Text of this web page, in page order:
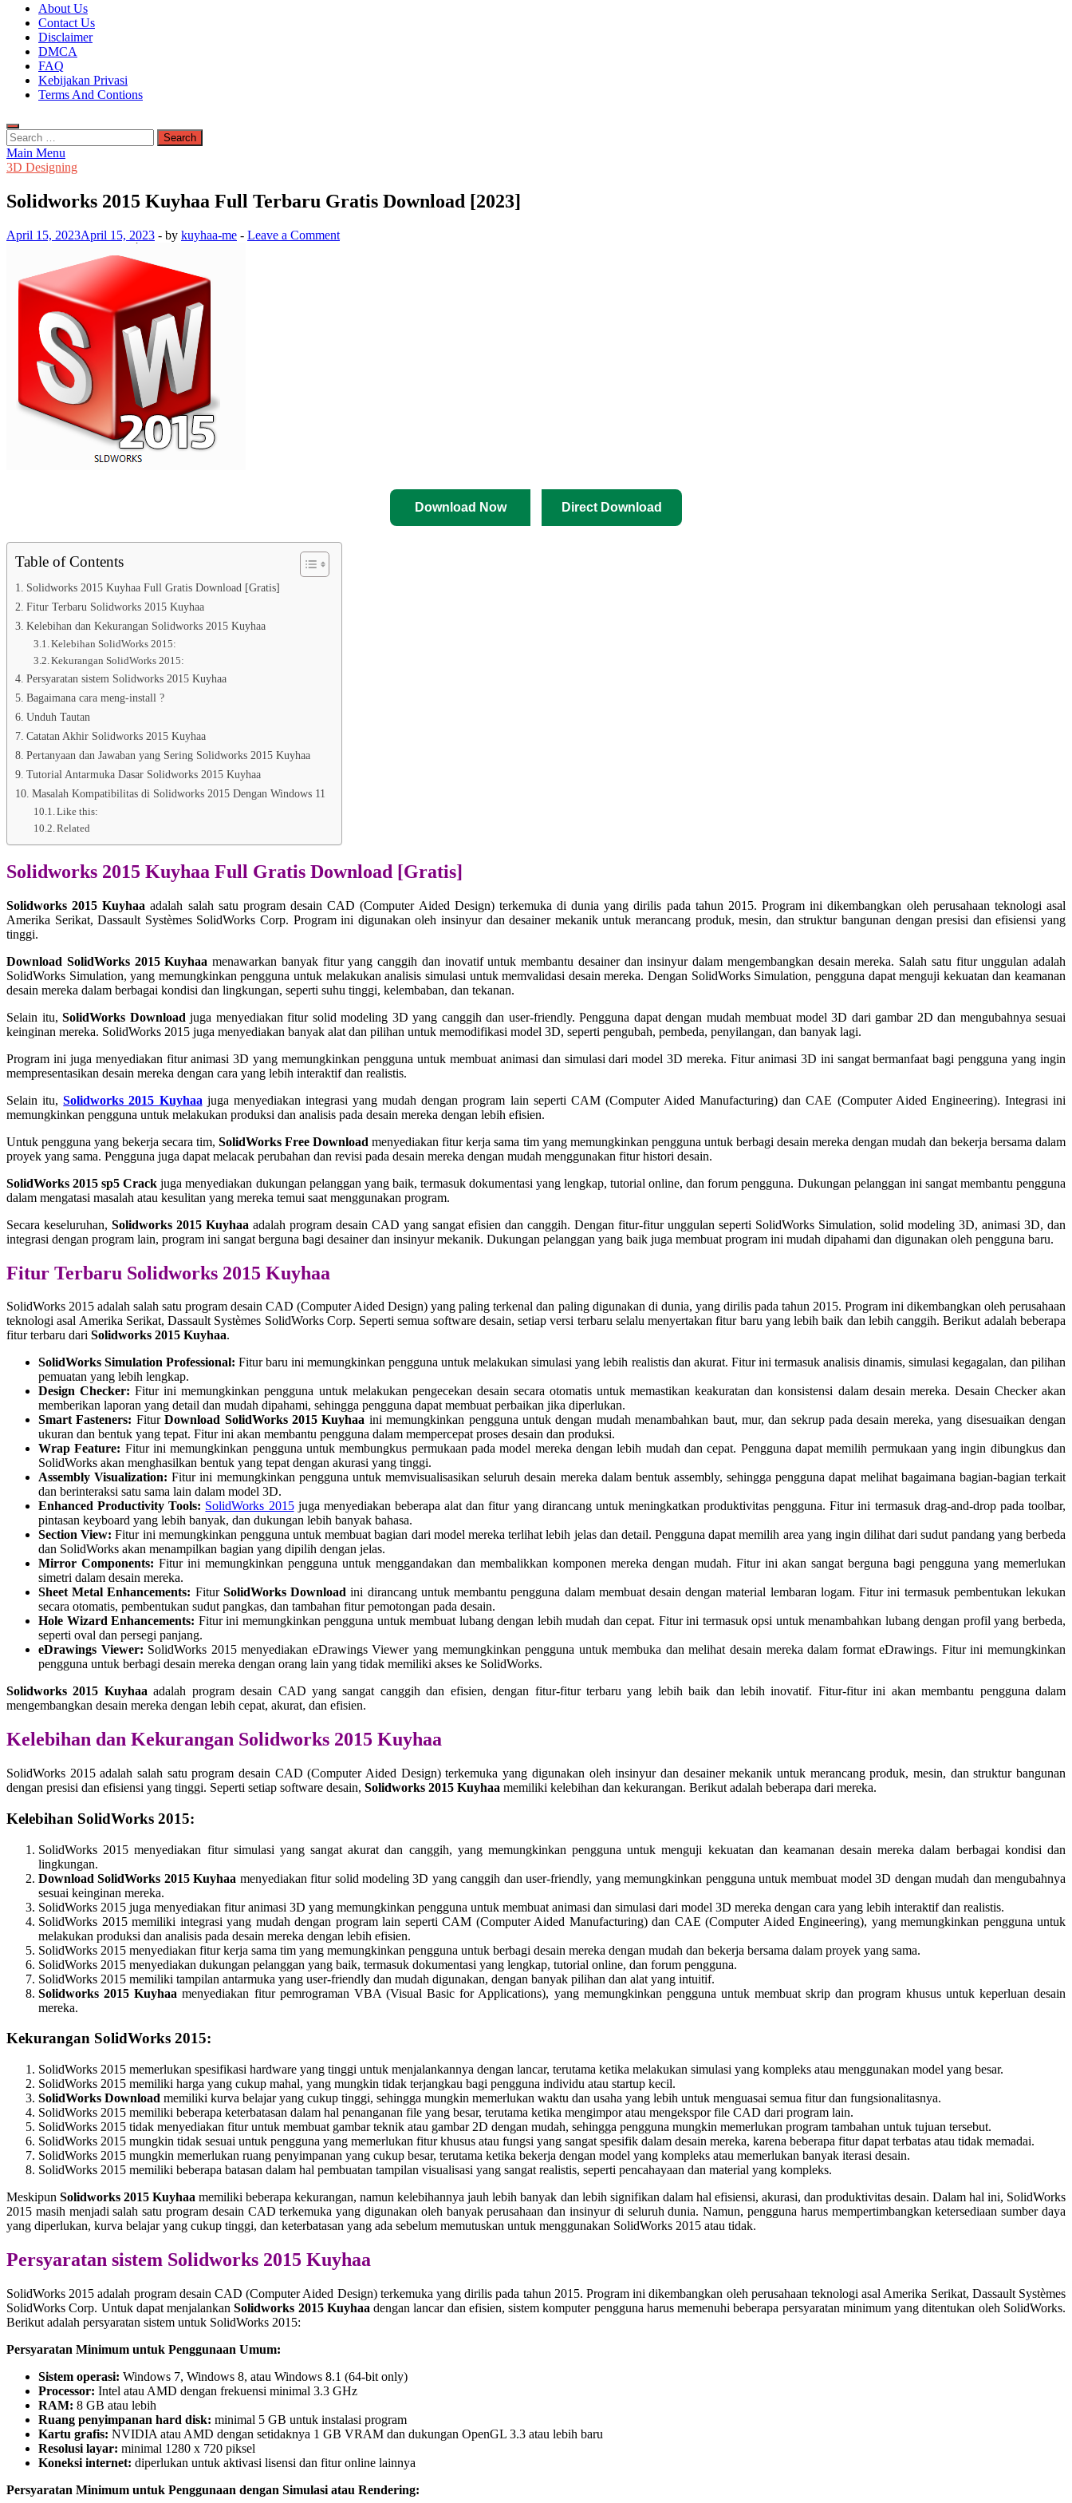
Kuyhaa Me
Download Game Repack & Software Full Gratis
About Us
Contact Us
Disclaimer
DMCA
FAQ
Kebijakan Privasi
Terms And Contions
Search
for:
Main Menu
3D Designing
Solidworks 2015 Kuyhaa Full Terbaru Gratis Download [2023]
April 15, 2023April 15, 2023 - by kuyhaa-me - Leave a Comment
Download Now Direct Download
Table of Contents
Solidworks 2015 Kuyhaa Full Gratis Download [Gratis]
Fitur Terbaru Solidworks 2015 Kuyhaa
Kelebihan dan Kekurangan Solidworks 2015 Kuyhaa
Kelebihan SolidWorks 2015:
Kekurangan SolidWorks 2015:
Persyaratan sistem Solidworks 2015 Kuyhaa
Bagaimana cara meng-install ?
Unduh Tautan
Catatan Akhir Solidworks 2015 Kuyhaa
Pertanyaan dan Jawaban yang Sering Solidworks 2015 Kuyhaa
Tutorial Antarmuka Dasar Solidworks 2015 Kuyhaa
Masalah Kompatibilitas di Solidworks 2015 Dengan Windows 11
Like this:
Related
Solidworks 2015 Kuyhaa Full Gratis Download [Gratis]
Solidworks 2015 Kuyhaa adalah salah satu program desain CAD (Computer Aided Design) terkemuka di dunia yang dirilis pada tahun 2015. Program ini dikembangkan oleh perusahaan teknologi asal
Amerika Serikat, Dassault Systèmes SolidWorks Corp. Program ini digunakan oleh insinyur dan desainer mekanik untuk merancang produk, mesin, dan struktur bangunan dengan presisi dan efisiensi yang
tinggi.
Download SolidWorks 2015 Kuyhaa menawarkan banyak fitur yang canggih dan inovatif untuk membantu desainer dan insinyur dalam mengembangkan desain mereka. Salah satu fitur unggulan adalah
SolidWorks Simulation, yang memungkinkan pengguna untuk melakukan analisis simulasi untuk memvalidasi desain mereka. Dengan SolidWorks Simulation, pengguna dapat menguji kekuatan dan keamanan
desain mereka dalam berbagai kondisi dan lingkungan, seperti suhu tinggi, kelembaban, dan tekanan.
Selain itu, SolidWorks Download juga menyediakan fitur solid modeling 3D yang canggih dan user-friendly. Pengguna dapat dengan mudah membuat model 3D dari gambar 2D dan mengubahnya sesuai
keinginan mereka. SolidWorks 2015 juga menyediakan banyak alat dan pilihan untuk memodifikasi model 3D, seperti pengubah, pembeda, penyilangan, dan banyak lagi.
Program ini juga menyediakan fitur animasi 3D yang memungkinkan pengguna untuk membuat animasi dan simulasi dari model 3D mereka. Fitur animasi 3D ini sangat bermanfaat bagi pengguna yang ingin
mempresentasikan desain mereka dengan cara yang lebih interaktif dan realistis.
Selain itu,Solidworks 2015 Kuyhaa juga menyediakan integrasi yang mudah dengan program lain seperti CAM (Computer Aided Manufacturing) dan CAE (Computer Aided Engineering). Integrasi ini
memungkinkan pengguna untuk melakukan produksi dan analisis pada desain mereka dengan lebih efisien.
Untuk pengguna yang bekerja secara tim,SolidWorks Free Download menyediakan fitur kerja sama tim yang memungkinkan pengguna untuk berbagi desain mereka dengan mudah dan bekerja bersama dalam
proyek yang sama. Pengguna juga dapat melacak perubahan dan revisi pada desain mereka dengan mudah menggunakan fitur histori desain.
SolidWorks 2015 sp5 Crack juga menyediakan dukungan pelanggan yang baik, termasuk dokumentasi yang lengkap, tutorial online, dan forum pengguna. Dukungan pelanggan ini sangat membantu pengguna
dalam mengatasi masalah atau kesulitan yang mereka temui saat menggunakan program.
Secara keseluruhan, Solidworks 2015 Kuyhaa adalah program desain CAD yang sangat efisien dan canggih. Dengan fitur-fitur unggulan seperti SolidWorks Simulation, solid modeling 3D, animasi 3D, dan
integrasi dengan program lain, program ini sangat berguna bagi desainer dan insinyur mekanik. Dukungan pelanggan yang baik juga membuat program ini mudah dipahami dan digunakan oleh pengguna baru.
Fitur Terbaru Solidworks 2015 Kuyhaa
SolidWorks 2015 adalah salah satu program desain CAD (Computer Aided Design) yang paling terkenal dan paling digunakan di dunia, yang dirilis pada tahun 2015. Program ini dikembangkan oleh perusahaan
teknologi asal Amerika Serikat, Dassault Systèmes SolidWorks Corp. Seperti semua software desain, setiap versi terbaru selalu menyertakan fitur baru yang lebih baik dan lebih canggih. Berikut adalah beberapa
fitur terbaru dari Solidworks 2015 Kuyhaa.
SolidWorks Simulation Professional:Fitur baru ini memungkinkan pengguna untuk melakukan simulasi yang lebih realistis dan akurat. Fitur ini termasuk analisis dinamis, simulasi kegagalan, dan pilihan
pemuatan yang lebih lengkap.
Design Checker:Fitur ini memungkinkan pengguna untuk melakukan pengecekan desain secara otomatis untuk memastikan keakuratan dan konsistensi dalam desain mereka. Desain Checker akan
memberikan laporan yang detail dan mudah dipahami, sehingga pengguna dapat membuat perbaikan jika diperlukan.
Smart Fasteners: FiturDownload SolidWorks 2015 Kuyhaa ini memungkinkan pengguna untuk dengan mudah menambahkan baut, mur, dan sekrup pada desain mereka, yang disesuaikan dengan
ukuran dan bentuk yang tepat. Fitur ini akan membantu pengguna dalam mempercepat proses desain dan produksi.
Wrap Feature: Fitur ini memungkinkan pengguna untuk membungkus permukaan pada model mereka dengan lebih mudah dan cepat. Pengguna dapat memilih permukaan yang ingin dibungkus dan
SolidWorks akan menghasilkan bentuk yang tepat dengan akurasi yang tinggi.
Assembly Visualization:Fitur ini memungkinkan pengguna untuk memvisualisasikan seluruh desain mereka dalam bentuk assembly, sehingga pengguna dapat melihat bagaimana bagian-bagian terkait
dan berinteraksi satu sama lain dalam model 3D.
Enhanced Productivity Tools: SolidWorks 2015juga menyediakan beberapa alat dan fitur yang dirancang untuk meningkatkan produktivitas pengguna. Fitur ini termasuk drag-and-drop pada toolbar,
pintasan keyboard yang lebih banyak, dan dukungan lebih banyak bahasa.
Section View:Fitur ini memungkinkan pengguna untuk membuat bagian dari model mereka terlihat lebih jelas dan detail. Pengguna dapat memilih area yang ingin dilihat dari sudut pandang yang berbeda
dan SolidWorks akan menampilkan bagian yang dipilih dengan jelas.
Mirror Components: Fitur ini memungkinkan pengguna untuk menggandakan dan membalikkan komponen mereka dengan mudah. Fitur ini akan sangat berguna bagi pengguna yang memerlukan
simetri dalam desain mereka.
Sheet Metal Enhancements: Fitur SolidWorks Download ini dirancang untuk membantu pengguna dalam membuat desain dengan material lembaran logam. Fitur ini termasuk pembentukan lekukan
secara otomatis, pembentukan sudut pangkas, dan tambahan fitur pemotongan pada desain.
Hole Wizard Enhancements: Fitur ini memungkinkan pengguna untuk membuat lubang dengan lebih mudah dan cepat. Fitur ini termasuk opsi untuk menambahkan lubang dengan profil yang berbeda,
seperti oval dan persegi panjang.
eDrawings Viewer: SolidWorks 2015 menyediakan eDrawings Viewer yang memungkinkan pengguna untuk membuka dan melihat desain mereka dalam format eDrawings. Fitur ini memungkinkan
pengguna untuk berbagi desain mereka dengan orang lain yang tidak memiliki akses ke SolidWorks.
Solidworks 2015 Kuyhaaadalah program desain CAD yang sangat canggih dan efisien, dengan fitur-fitur terbaru yang lebih baik dan lebih inovatif. Fitur-fitur ini akan membantu pengguna dalam
mengembangkan desain mereka dengan lebih cepat, akurat, dan efisien.
Kelebihan dan Kekurangan Solidworks 2015 Kuyhaa
SolidWorks 2015 adalah salah satu program desain CAD (Computer Aided Design) terkemuka yang digunakan oleh insinyur dan desainer mekanik untuk merancang produk, mesin, dan struktur bangunan
dengan presisi dan efisiensi yang tinggi. Seperti setiap software desain, Solidworks 2015 Kuyhaa memiliki kelebihan dan kekurangan. Berikut adalah beberapa dari mereka.
Kelebihan SolidWorks 2015:
SolidWorks 2015 menyediakan fitur simulasi yang sangat akurat dan canggih, yang memungkinkan pengguna untuk menguji kekuatan dan keamanan desain mereka dalam berbagai kondisi dan
lingkungan.
Download SolidWorks 2015 Kuyhaa menyediakan fitur solid modeling 3D yang canggih dan user-friendly, yang memungkinkan pengguna untuk membuat model 3D dengan mudah dan mengubahnya
sesuai keinginan mereka.
SolidWorks 2015 juga menyediakan fitur animasi 3D yang memungkinkan pengguna untuk membuat animasi dan simulasi dari model 3D mereka dengan cara yang lebih interaktif dan realistis.
SolidWorks 2015 memiliki integrasi yang mudah dengan program lain seperti CAM (Computer Aided Manufacturing) dan CAE (Computer Aided Engineering), yang memungkinkan pengguna untuk
melakukan produksi dan analisis pada desain mereka dengan lebih efisien.
SolidWorks 2015 menyediakan fitur kerja sama tim yang memungkinkan pengguna untuk berbagi desain mereka dengan mudah dan bekerja bersama dalam proyek yang sama.
SolidWorks 2015 menyediakan dukungan pelanggan yang baik, termasuk dokumentasi yang lengkap, tutorial online, dan forum pengguna.
SolidWorks 2015 memiliki tampilan antarmuka yang user-friendly dan mudah digunakan, dengan banyak pilihan dan alat yang intuitif.
Solidworks 2015 Kuyhaa menyediakan fitur pemrograman VBA (Visual Basic for Applications), yang memungkinkan pengguna untuk membuat skrip dan program khusus untuk keperluan desain
mereka.
Kekurangan SolidWorks 2015:
SolidWorks 2015 memerlukan spesifikasi hardware yang tinggi untuk menjalankannya dengan lancar, terutama ketika melakukan simulasi yang kompleks atau menggunakan model yang besar.
SolidWorks 2015 memiliki harga yang cukup mahal, yang mungkin tidak terjangkau bagi pengguna individu atau startup kecil.
SolidWorks Download memiliki kurva belajar yang cukup tinggi, sehingga mungkin memerlukan waktu dan usaha yang lebih untuk menguasai semua fitur dan fungsionalitasnya.
SolidWorks 2015 memiliki beberapa keterbatasan dalam hal penanganan file yang besar, terutama ketika mengimpor atau mengekspor file CAD dari program lain.
SolidWorks 2015 tidak menyediakan fitur untuk membuat gambar teknik atau gambar 2D dengan mudah, sehingga pengguna mungkin memerlukan program tambahan untuk tujuan tersebut.
SolidWorks 2015 mungkin tidak sesuai untuk pengguna yang memerlukan fitur khusus atau fungsi yang sangat spesifik dalam desain mereka, karena beberapa fitur dapat terbatas atau tidak memadai.
SolidWorks 2015 mungkin memerlukan ruang penyimpanan yang cukup besar, terutama ketika bekerja dengan model yang kompleks atau memerlukan banyak iterasi desain.
SolidWorks 2015 memiliki beberapa batasan dalam hal pembuatan tampilan visualisasi yang sangat realistis, seperti pencahayaan dan material yang kompleks.
MeskipunSolidworks 2015 Kuyhaa memiliki beberapa kekurangan, namun kelebihannya jauh lebih banyak dan lebih signifikan dalam hal efisiensi, akurasi, dan produktivitas desain. Dalam hal ini, SolidWorks
2015 masih menjadi salah satu program desain CAD terkemuka yang digunakan oleh banyak perusahaan dan insinyur di seluruh dunia. Namun, pengguna harus mempertimbangkan ketersediaan sumber daya
yang diperlukan, kurva belajar yang cukup tinggi, dan keterbatasan yang ada sebelum memutuskan untuk menggunakan SolidWorks 2015 atau tidak.
Persyaratan sistem Solidworks 2015 Kuyhaa
SolidWorks 2015 adalah program desain CAD (Computer Aided Design) terkemuka yang dirilis pada tahun 2015. Program ini dikembangkan oleh perusahaan teknologi asal Amerika Serikat, Dassault Systèmes
SolidWorks Corp. Untuk dapat menjalankanSolidworks 2015 Kuyhaa dengan lancar dan efisien, sistem komputer pengguna harus memenuhi beberapa persyaratan minimum yang ditentukan oleh SolidWorks.
Berikut adalah persyaratan sistem untuk SolidWorks 2015:
Persyaratan Minimum untuk Penggunaan Umum:
Sistem operasi: Windows 7, Windows 8, atau Windows 8.1 (64-bit only)
Processor: Intel atau AMD dengan frekuensi minimal 3.3 GHz
RAM: 8 GB atau lebih
Ruang penyimpanan hard disk: minimal 5 GB untuk instalasi program
Kartu grafis: NVIDIA atau AMD dengan setidaknya 1 GB VRAM dan dukungan OpenGL 3.3 atau lebih baru
Resolusi layar: minimal 1280 x 720 piksel
Koneksi internet: diperlukan untuk aktivasi lisensi dan fitur online lainnya
Persyaratan Minimum untuk Penggunaan dengan Simulasi atau Rendering: